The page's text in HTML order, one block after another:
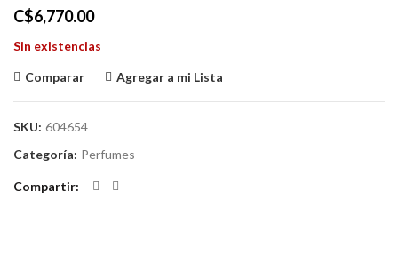
C$6,770.00
Sin existencias
Comparar Agregar a mi Lista
SKU: 604654
Categoría: Perfumes
Compartir